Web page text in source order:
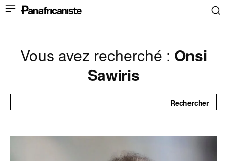
Vous avez recherché : Onsi
Sawiris
Rechercher